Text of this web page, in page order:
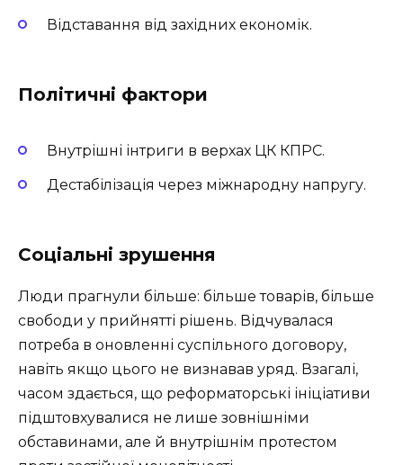
Відставання від західних економік.
Політичні фактори
Внутрішні інтриги в верхах ЦК КПРС.
Дестабілізація через міжнародну напругу.
Соціальні зрушення
Люди прагнули більше: більше товарів, більше
свободи у прийнятті рішень. Відчувалася
потреба в оновленні суспільного договору,
навіть якщо цього не визнавав уряд. Взагалі,
часом здається, що реформаторські ініціативи
підштовхувалися не лише зовнішніми
обставинами, але й внутрішнім протестом